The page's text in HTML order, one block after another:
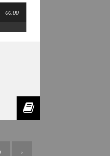
00:00
›